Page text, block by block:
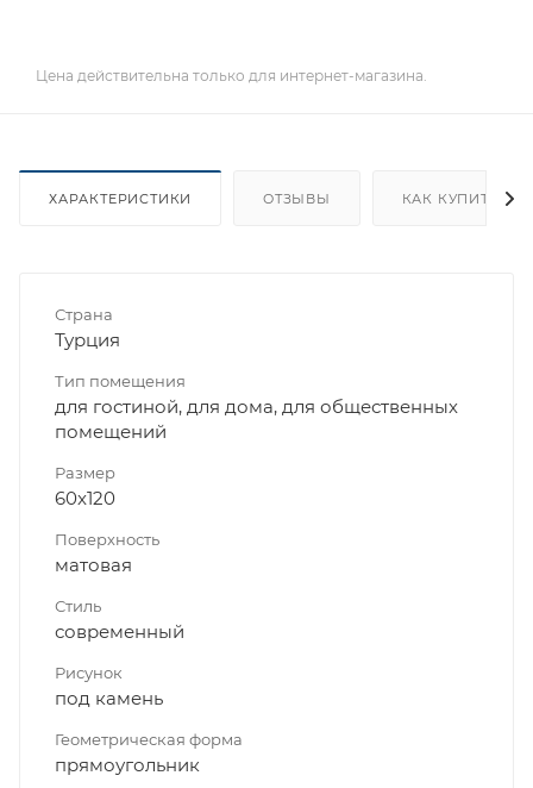
Цена действительна только для интернет-магазина.
ХАРАКТЕРИСТИКИ ОТЗЫВЫ КАК КУПИТЬ
Страна
Турция
Тип помещения
для гостиной, для дома, для общественных
помещений
Размер
60x120
Поверхность
матовая
Стиль
современный
Рисунок
под камень
Геометрическая форма
прямоугольник